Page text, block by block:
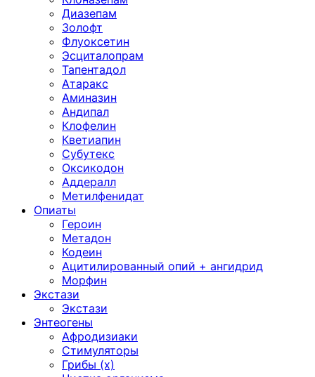
Диазепам
Золофт
Флуоксетин
Эсциталопрам
Тапентадол
Атаракс
Аминазин
Андипал
Клофелин
Кветиапин
Субутекс
Оксикодон
Аддералл
Метилфенидат
Опиаты
Героин
Метадон
Кодеин
Ацитилированный опий + ангидрид
Морфин
Экстази
Экстази
Энтеогены
Афродизиаки
Стимуляторы
Грибы (х)